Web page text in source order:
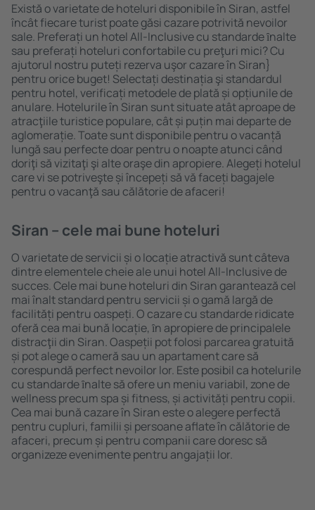
Există o varietate de hoteluri disponibile în Siran, astfel
încât fiecare turist poate găsi cazare potrivită nevoilor
sale. Preferați un hotel All-Inclusive cu standarde ȋnalte
sau preferați hoteluri confortabile cu preţuri mici? Cu
ajutorul nostru puteți rezerva uşor cazare în Siran}
pentru orice buget! Selectați destinația şi standardul
pentru hotel, verificați metodele de plată și opțiunile de
anulare. Hotelurile în Siran sunt situate atât aproape de
atracţiile turistice populare, cât și puțin mai departe de
aglomerație. Toate sunt disponibile pentru o vacanță
lungă sau perfecte doar pentru o noapte atunci când
doriţi să vizitaţi şi alte oraşe din apropiere. Alegeți hotelul
care vi se potriveşte și începeți să vă faceți bagajele
pentru o vacanţă sau călătorie de afaceri!
Siran – cele mai bune hoteluri
O varietate de servicii și o locație atractivă sunt câteva
dintre elementele cheie ale unui hotel All-Inclusive de
succes. Cele mai bune hoteluri din Siran garantează cel
mai înalt standard pentru servicii și o gamă largă de
facilități pentru oaspeți. O cazare cu standarde ridicate
oferă cea mai bună locație, ȋn apropiere de principalele
distracţii din Siran. Oaspeții pot folosi parcarea gratuită
și pot alege o cameră sau un apartament care să
corespundă perfect nevoilor lor. Este posibil ca hotelurile
cu standarde ȋnalte să ofere un meniu variabil, zone de
wellness precum spa și fitness, și activități pentru copii.
Cea mai bună cazare în Siran este o alegere perfectă
pentru cupluri, familii și persoane aflate în călătorie de
afaceri, precum și pentru companii care doresc să
organizeze evenimente pentru angajații lor.